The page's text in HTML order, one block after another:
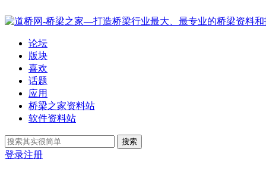
论坛
版块
喜欢
话题
应用
桥梁之家资料站
软件资料站
搜索
登录注册